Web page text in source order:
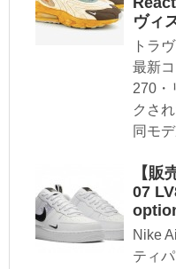
ヴィ
トラ
最新
270・
クさ
同モ
【
07
Nike
ティ